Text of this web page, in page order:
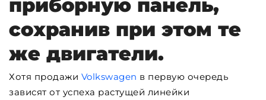
приборную панель,
сохранив при этом те
же двигатели.
Хотя продажи Volkswagen в первую очередь
зависят от успеха растущей линейки